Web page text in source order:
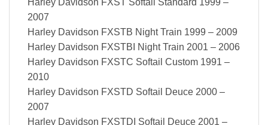
Harley Davidson FXST Softail Standard 1999 –
2007
Harley Davidson FXSTB Night Train 1999 – 2009
Harley Davidson FXSTBI Night Train 2001 – 2006
Harley Davidson FXSTC Softail Custom 1991 –
2010
Harley Davidson FXSTD Softail Deuce 2000 –
2007
Harley Davidson FXSTDI Softail Deuce 2001 –